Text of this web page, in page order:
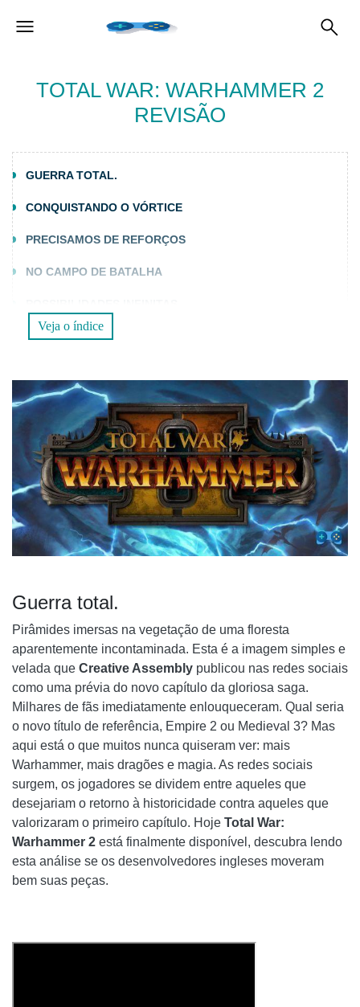
TOTAL WAR: WARHAMMER 2
REVISÃO
GUERRA TOTAL.
CONQUISTANDO O VÓRTICE
PRECISAMOS DE REFORÇOS
NO CAMPO DE BATALHA
IMERSÃO TOTAL
Veja o índice
Guerra total.
Pirâmides imersas na vegetação de uma floresta
aparentemente incontaminada. Esta é a imagem simples e
velada que Creative Assembly publicou nas redes sociais
como uma prévia do novo capítulo da gloriosa saga.
Milhares de fãs imediatamente enlouqueceram. Qual seria
o novo título de referência, Empire 2 ou Medieval 3? Mas
aqui está o que muitos nunca quiseram ver: mais
Warhammer, mais dragões e magia. As redes sociais
surgem, os jogadores se dividem entre aqueles que
desejariam o retorno à historicidade contra aqueles que
valorizaram o primeiro capítulo. Hoje Total War:
Warhammer 2 está finalmente disponível, descubra lendo
esta análise se os desenvolvedores ingleses moveram
bem suas peças.